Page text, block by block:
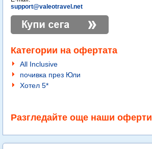
support@valeotravel.net
Категории на офертата
All Inclusive
почивка през Юли
Хотел 5*
Разгледайте още наши оферти